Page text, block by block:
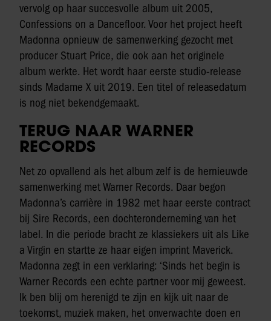
vervolg op haar succesvolle album uit 2005,
Confessions on a Dancefloor. Voor het project heeft
Madonna opnieuw de samenwerking gezocht met
producer Stuart Price, die ook aan het originele
album werkte. Het wordt haar eerste studio-release
sinds Madame X uit 2019. Een titel of releasedatum
is nog niet bekendgemaakt.
TERUG NAAR WARNER
RECORDS
Net zo opvallend als het album zelf is de hernieuwde
samenwerking met Warner Records. Daar begon
Madonna’s carrière in 1982 met haar eerste contract
bij Sire Records, een dochteronderneming van het
label. In die periode bracht ze klassiekers uit als Like
a Virgin en startte ze haar eigen imprint Maverick.
Madonna zegt in een verklaring: ‘Sinds het begin is
Warner Records een echte partner voor mij geweest.
Ik ben blij om herenigd te zijn en kijk uit naar de
toekomst, muziek maken, het onverwachte doen en